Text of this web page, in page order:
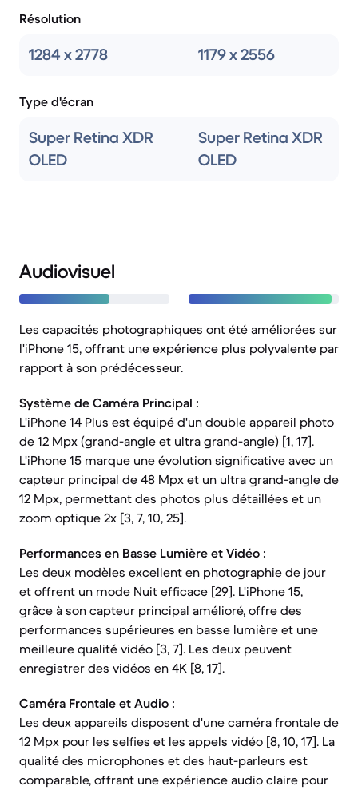
Résolution
1284 x 2778 1179 x 2556
Type d'écran
Super Retina XDR
OLED
Super Retina XDR
OLED
Audiovisuel
Les capacités photographiques ont été améliorées sur
l'iPhone 15, offrant une expérience plus polyvalente par
rapport à son prédécesseur.
Système de Caméra Principal :
L'iPhone 14 Plus est équipé d'un double appareil photo
de 12 Mpx (grand-angle et ultra grand-angle) [1, 17].
L'iPhone 15 marque une évolution significative avec un
capteur principal de 48 Mpx et un ultra grand-angle de
12 Mpx, permettant des photos plus détaillées et un
zoom optique 2x [3, 7, 10, 25].
Performances en Basse Lumière et Vidéo :
Les deux modèles excellent en photographie de jour
et offrent un mode Nuit efficace [29]. L'iPhone 15,
grâce à son capteur principal amélioré, offre des
performances supérieures en basse lumière et une
meilleure qualité vidéo [3, 7]. Les deux peuvent
enregistrer des vidéos en 4K [8, 17].
Caméra Frontale et Audio :
Les deux appareils disposent d'une caméra frontale de
12 Mpx pour les selfies et les appels vidéo [8, 10, 17]. La
qualité des microphones et des haut-parleurs est
comparable, offrant une expérience audio claire pour